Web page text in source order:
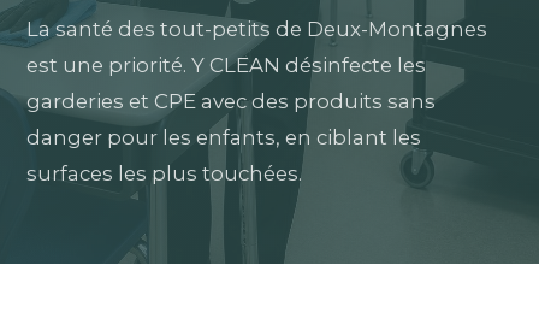
La santé des tout-petits de Deux-Montagnes
est une priorité. Y CLEAN désinfecte les
garderies et CPE avec des produits sans
danger pour les enfants, en ciblant les
surfaces les plus touchées.